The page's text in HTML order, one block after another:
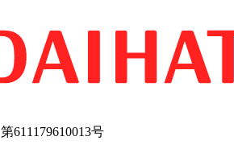
611179610013号